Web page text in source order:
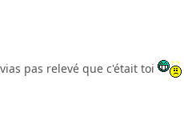
pas relevé que c'était toi